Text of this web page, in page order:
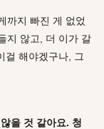
까지 빠진 게 없었
지 않고, 더 이가 갈
걸 해야겠구나, 그
을 것 같아요. 청